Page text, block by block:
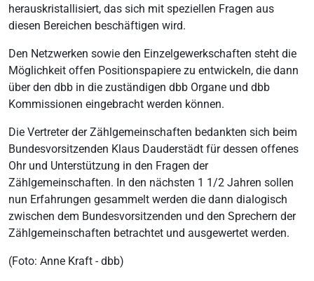
herauskristallisiert, das sich mit speziellen Fragen aus
diesen Bereichen beschäftigen wird.
Den Netzwerken sowie den Einzelgewerkschaften steht die
Möglichkeit offen Positionspapiere zu entwickeln, die dann
über den dbb in die zuständigen dbb Organe und dbb
Kommissionen eingebracht werden können.
Die Vertreter der Zählgemeinschaften bedankten sich beim
Bundesvorsitzenden Klaus Dauderstädt für dessen offenes
Ohr und Unterstützung in den Fragen der
Zählgemeinschaften. In den nächsten 1 1/2 Jahren sollen
nun Erfahrungen gesammelt werden die dann dialogisch
zwischen dem Bundesvorsitzenden und den Sprechern der
Zählgemeinschaften betrachtet und ausgewertet werden.
(Foto: Anne Kraft - dbb)